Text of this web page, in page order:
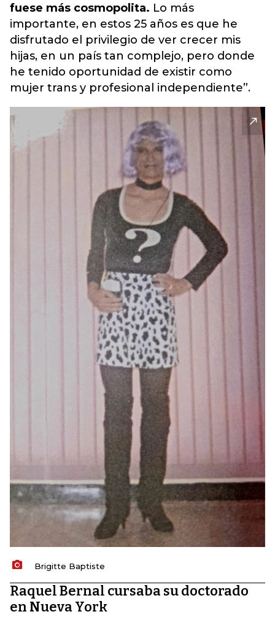
fuese más cosmopolita. Lo más
importante, en estos 25 años es que he
disfrutado el privilegio de ver crecer mis
hijas, en un país tan complejo, pero donde
he tenido oportunidad de existir como
mujer trans y profesional independiente”.
Brigitte Baptiste
Raquel Bernal cursaba su doctorado
en Nueva York